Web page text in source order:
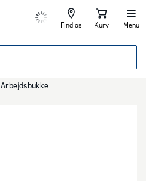
Find os Kurv Menu
Arbejdsbukke